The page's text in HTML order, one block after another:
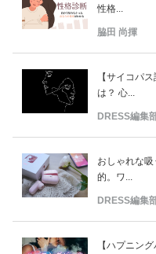
性格...
脇田 尚揮
【サイコパ
は？ 心...
DRESS編集
おしゃれな
的。ワ...
DRESS編集
【ハプニン